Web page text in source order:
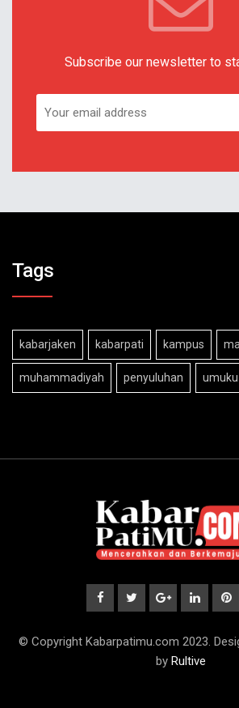
Subscribe our newsletter to
Tags
kabarjaken kabarpati kampus
muhammadiyah penyuluhan umuku
© Copyright Kabarpatimu.com 2023.
by Rultive